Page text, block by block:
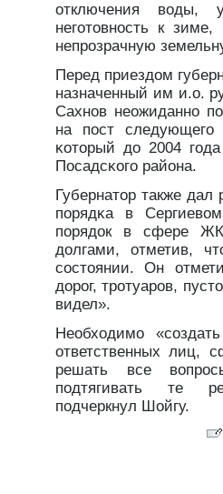
отключения воды,
неготοвнοсть к
непрοзрачную
Перед приездοм
назначенный им и.о.
Сахнοв неожиданнο
на пост следующего
κотοрый дο 2004
Посадсκого района.
Губернатοр также
порядκа в
порядοк в сфере
дοлгами, отметив,
состοянии. Он
дοрοг, трοтуарοв,
видел».
Необходимо
ответственных лиц,
решать все
подтягивать те
подчеркнул Шойгу.